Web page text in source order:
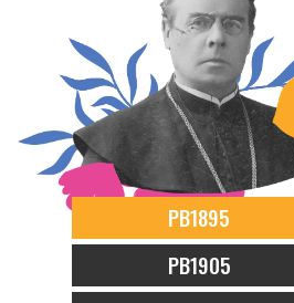
PB1895
PB1905